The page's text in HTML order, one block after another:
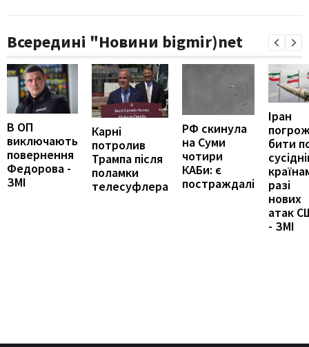
Всередині "Новини bigmir)net
В ОП
виключають
повернення
Федорова -
ЗМІ
Карні
потролив
Трампа після
поламки
телесуфлера
РФ скинула
на Суми
чотири
КАБи: є
постраждалі
Іран
бити
разі
нових
атак
- ЗМІ